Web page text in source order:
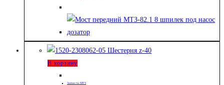
В корзину
Запчасти МТЗ